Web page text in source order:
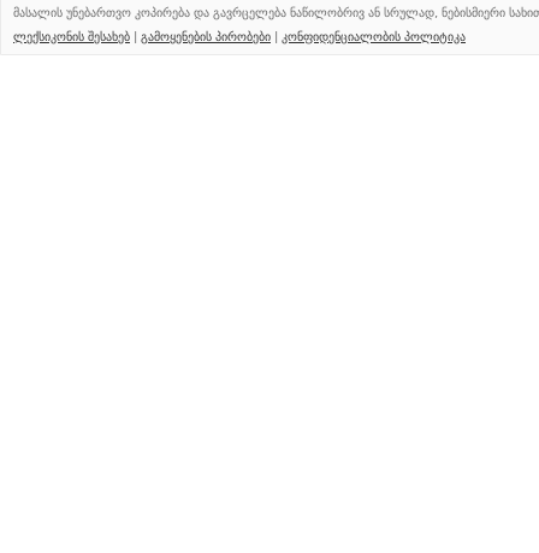
მასალის უნებართვო კოპირება და გავრცელება ნაწილობრივ ან სრულად, ნებისმიერი
ლექსიკონის შესახებ | გამოყენების პირობები | კონფიდენციალობის პოლიტიკა